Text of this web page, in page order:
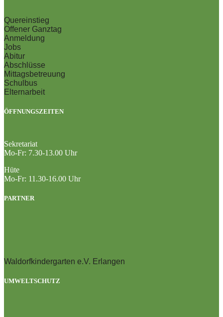
Quereinstieg
Offener Ganztag
Anmeldung
Jobs
Abitur
Abschlüsse
Mittagsbetreuung
Schulbus
Elternarbeit
ÖFFNUNGSZEITEN
Sekretariat
Mo-Fr: 7.30-13.00 Uhr
Hüte
Mo-Fr: 11.30-16.00 Uhr
PARTNER
Waldorfkindergarten e.V. Erlangen
UMWELTSCHUTZ